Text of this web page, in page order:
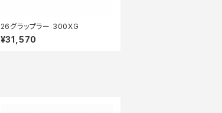
26グラップラー 300XG
¥31,570